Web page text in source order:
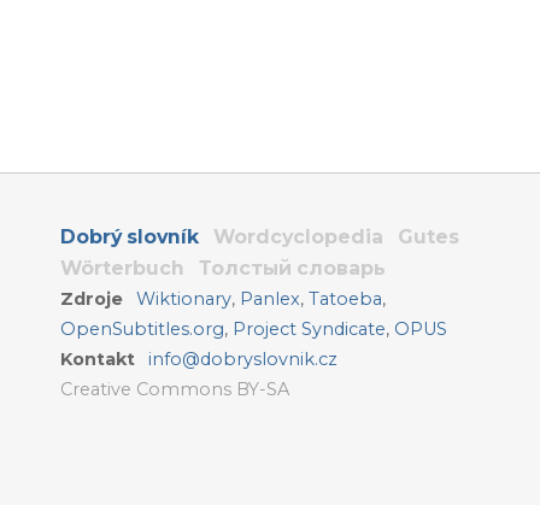
Dobrý slovník Wordcyclopedia
Gutes
Wörterbuch
Толстый словарь
Zdroje Wiktionary, Panlex,Tatoeba,
OpenSubtitles.org, Project Syndicate, OPUS
Kontakt
info@dobryslovnik.cz
Creative Commons BY-SA